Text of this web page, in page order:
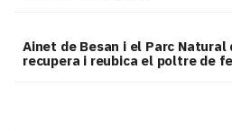
Ainet de Besan i el Parc Natural
recupera i reubica el poltre de